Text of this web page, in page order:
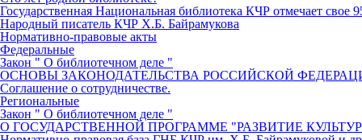
Государственная Национальная библиотека КЧР отмечает
Народный писатель КЧР Х.Б. Байрамукова
Нормативно-правовые акты
Федеральные
Закон " О библиотечном деле "
ОСНОВЫ ЗАКОНОДАТЕЛЬСТВА РОССИЙСКОЙ
Соглашение о сотрудничестве.
Региональные
Закон " О библиотечном деле "
О ГОСУДАРСТВЕННОЙ ПРОГРАММЕ "РАЗВИТИЕ